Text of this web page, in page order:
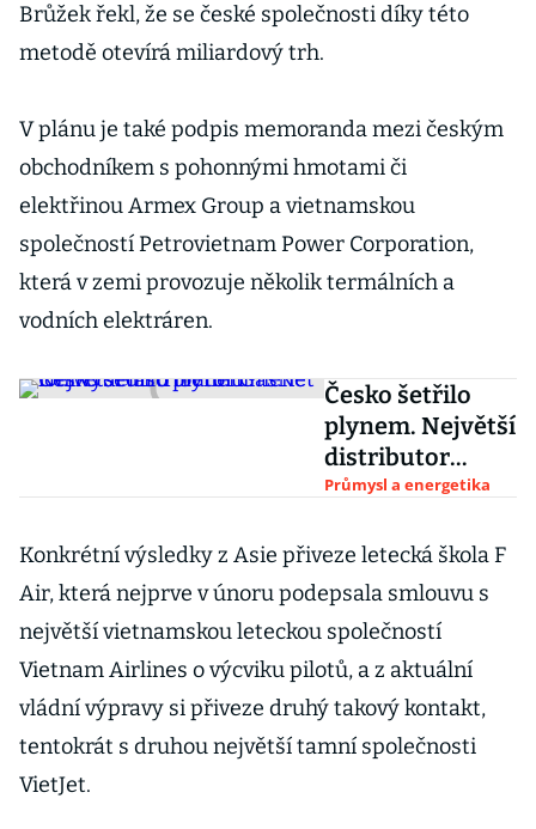
Brůžek řekl, že se české společnosti díky této
metodě otevírá miliardový trh.
V plánu je také podpis memoranda mezi českým
obchodníkem s pohonnými hmotami či
elektřinou Armex Group a vietnamskou
společností Petrovietnam Power Corporation,
která v zemi provozuje několik termálních a
vodních elektráren.
Česko šetřilo
plynem. Největší
distributor
GasNet loni
méně
Průmysl a energetika
Konkrétní výsledky z Asie přiveze letecká škola F
Air, která nejprve v únoru podepsala smlouvu s
největší vietnamskou leteckou společností
Vietnam Airlines o výcviku pilotů, a z aktuální
vládní výpravy si přiveze druhý takový kontakt,
tentokrát s druhou největší tamní společnosti
VietJet.